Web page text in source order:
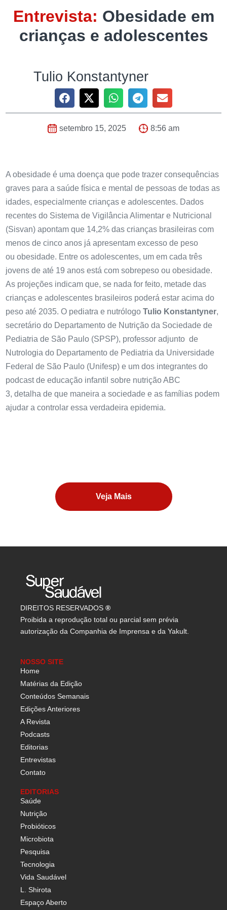
Entrevista: Obesidade em
crianças e adolescentes
Tulio Konstantyner
setembro 15, 2025 8:56 am
A obesidade é uma doença que pode trazer consequências
graves para a saúde física e mental de pessoas de todas as
idades, especialmente crianças e adolescentes. Dados
recentes do Sistema de Vigilância Alimentar e Nutricional
(Sisvan) apontam que 14,2% das crianças brasileiras com
menos de cinco anos já apresentam excesso de peso
ou obesidade. Entre os adolescentes, um em cada três
jovens de até 19 anos está com sobrepeso ou obesidade.
As projeções indicam que, se nada for feito, metade das
crianças e adolescentes brasileiros poderá estar acima do
peso até 2035. O pediatra e nutrólogoTulio Konstantyner,
secretário do Departamento de Nutrição da Sociedade de
Pediatria de São Paulo (SPSP), professor adjunto de
Nutrologia do Departamento de Pediatria da Universidade
Federal de São Paulo (Unifesp) e um dos integrantes do
podcast de educação infantil sobre nutrição ABC
3, detalhade que maneira a sociedade e as famílias podem
ajudar a controlar essa verdadeira epidemia.
Veja Mais
DIREITOS RESERVADOS ®
Proibida a reprodução total ou parcial sem prévia
autorização da Companhia de Imprensa e da Yakult.
NOSSO SITE
Home
Matérias da Edição
Conteúdos Semanais
Edições Anteriores
A Revista
Podcasts
Editorias
Entrevistas
Contato
EDITORIAS
Saúde
Nutrição
Probióticos
Microbiota
Pesquisa
Tecnologia
Vida Saudável
L. Shirota
Espaço Aberto